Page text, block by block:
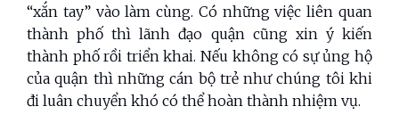
“xắn tay” vào làm cùng. Có những việc liên quan
thành phố thì lãnh đạo quận cũng xin ý kiến
thành phố rồi triển khai. Nếu không có sự ủng hộ
của quận thì những cán bộ trẻ như chúng tôi khi
đi luân chuyển khó có thể hoàn thành nhiệm vụ.